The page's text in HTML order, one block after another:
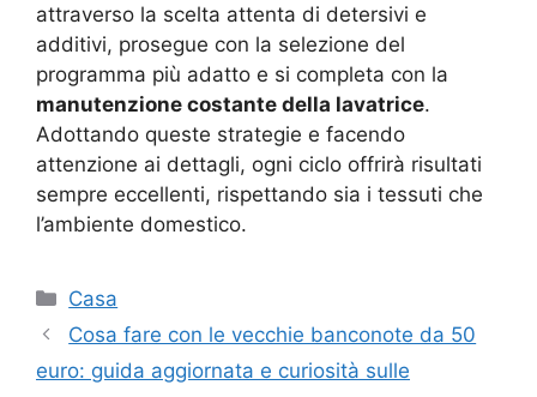
attraverso la scelta attenta di detersivi e
additivi, prosegue con la selezione del
programma più adatto e si completa con la
manutenzione costante della lavatrice.
Adottando queste strategie e facendo
attenzione ai dettagli, ogni ciclo offrirà risultati
sempre eccellenti, rispettando sia i tessuti che
l’ambiente domestico.
Categorie
Casa
Cosa fare con le vecchie banconote da 50
euro: guida aggiornata e curiosità sulle